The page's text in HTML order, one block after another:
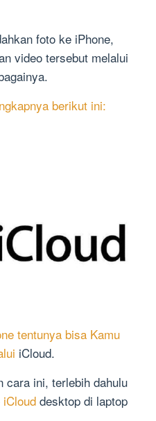
foto ke iPhone,
video tersebut melalui
berikut ini:
tentunya bisa Kamu
iCloud.
cara ini, terlebih dahulu
desktop di laptop